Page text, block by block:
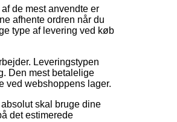
de mest anvendte er
afhente ordren når du
type af levering ved køb
Leveringstypen
Den mest betalelige
ved webshoppens lager.
skal bruge dine
det estimerede